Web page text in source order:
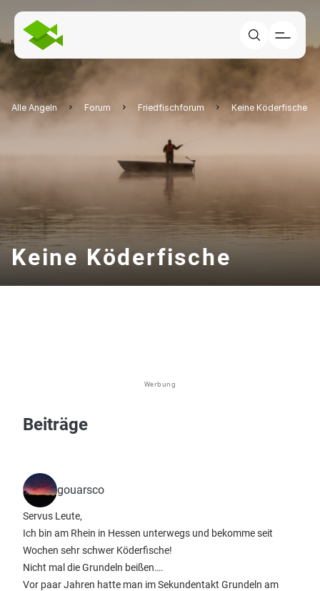
Alle Angeln Forum Friedfischforum Keine Köderfische
Keine Köderfische
Werbung
Beiträge
gouarsco
Servus Leute,
Ich bin am Rhein in Hessen unterwegs und bekomme seit
Wochen sehr schwer Köderfische!
Nicht mal die Grundeln beißen….
Vor paar Jahren hatte man im Sekundentakt Grundeln am